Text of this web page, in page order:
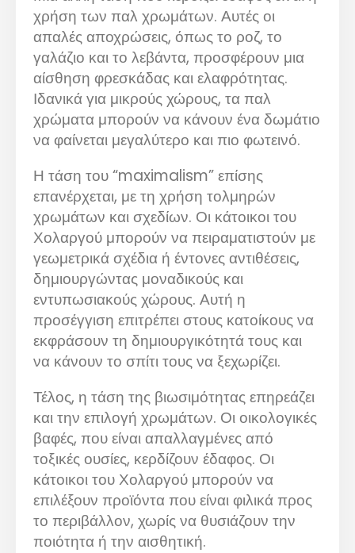
χρήση των παλ χρωμάτων. Αυτές οι
απαλές αποχρώσεις, όπως το ροζ, το
γαλάζιο και το λεβάντα, προσφέρουν μια
αίσθηση φρεσκάδας και ελαφρότητας.
Ιδανικά για μικρούς χώρους, τα παλ
χρώματα μπορούν να κάνουν ένα δωμάτιο
να φαίνεται μεγαλύτερο και πιο φωτεινό.
Η τάση του “maximalism” επίσης
επανέρχεται, με τη χρήση τολμηρών
χρωμάτων και σχεδίων. Οι κάτοικοι του
Χολαργού μπορούν να πειραματιστούν με
γεωμετρικά σχέδια ή έντονες αντιθέσεις,
δημιουργώντας μοναδικούς και
εντυπωσιακούς χώρους. Αυτή η
προσέγγιση επιτρέπει στους κατοίκους να
εκφράσουν τη δημιουργικότητά τους και
να κάνουν το σπίτι τους να ξεχωρίζει.
Τέλος, η τάση της βιωσιμότητας επηρεάζει
και την επιλογή χρωμάτων. Οι οικολογικές
βαφές, που είναι απαλλαγμένες από
τοξικές ουσίες, κερδίζουν έδαφος. Οι
κάτοικοι του Χολαργού μπορούν να
επιλέξουν προϊόντα που είναι φιλικά προς
το περιβάλλον, χωρίς να θυσιάζουν την
ποιότητα ή την αισθητική.